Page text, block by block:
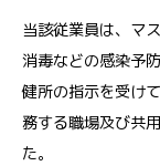
当該従業員は、マ
消毒などの感染予
健所の指示を受け
務する職場及び共
た。